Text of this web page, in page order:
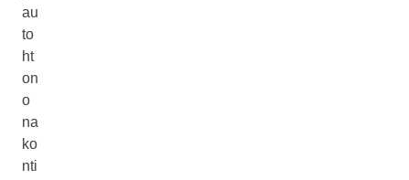
au
to
ht
on
o
na
ko
nti